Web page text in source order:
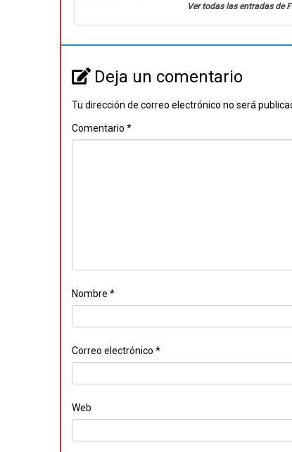
Ver todas las entradas de
Deja un comentario
Tu dirección de correo electrónico no será
Comentario *
Nombre *
Correo electrónico *
Web